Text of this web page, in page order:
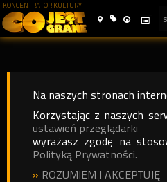
KONCENTRATOR KULTURY
Na naszych stronach
Korzystając z naszych
ustawień przeglądarki
wyrażasz zgodę na
Polityką Prywatności.
» ROZUMIEM I AKCEPTUJĘ